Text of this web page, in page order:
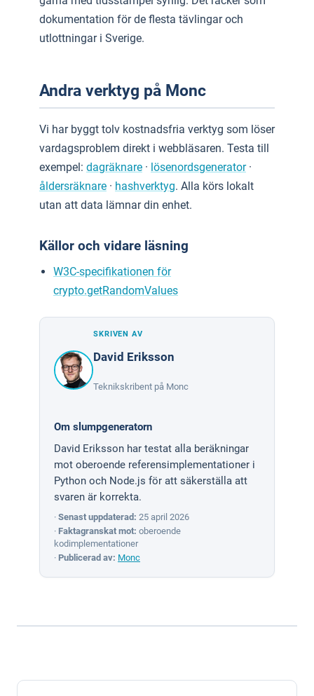
dokumentation för de flesta tävlingar och
utlottningar i Sverige.
Andra verktyg på Monc
Vi har byggt tolv kostnadsfria verktyg som löser
vardagsproblem direkt i webbläsaren. Testa till
exempel: dagräknare · lösenordsgenerator·
åldersräknare · hashverktyg. Alla körs lokalt
utan att data lämnar din enhet.
Källor och vidare läsning
W3C-specifikationen för
crypto.getRandomValues
SKRIVEN AV
David Eriksson
Teknikskribent på Monc
Om slumpgeneratorn
David Eriksson har testat alla beräkningar
mot oberoende referensimplementationer i
Python och Node.js för att säkerställa att
svaren är korrekta.
· Senast uppdaterad: 25 april 2026
· Faktagranskat mot: oberoende
kodimplementationer
· Publicerad av: Monc